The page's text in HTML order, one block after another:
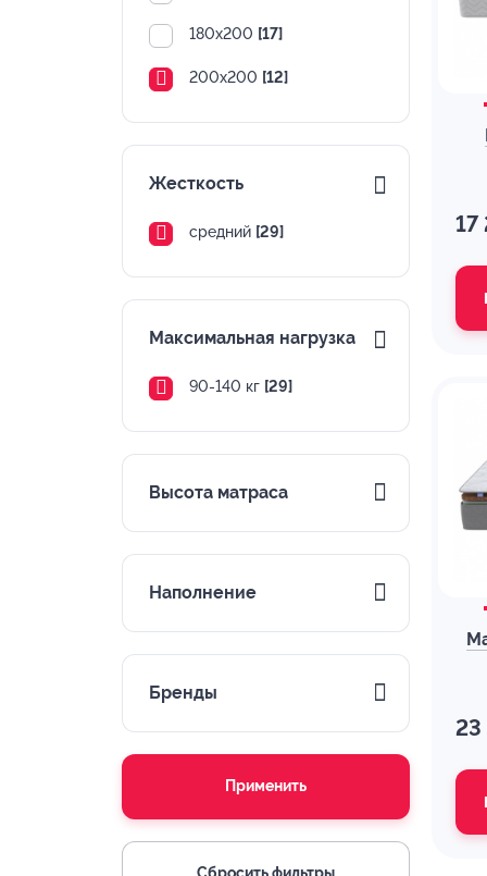
180х200 [17]
200х200 [12]
Жесткость
средний [29]
Максимальная нагрузка
90-140 кг [29]
Высота матраса
Наполнение
Бренды
Применить
17
23